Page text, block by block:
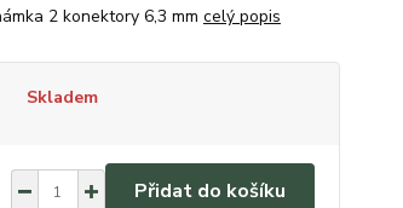
2 konektory 6,3 mm celý popis
Skladem
Přidat do košíku